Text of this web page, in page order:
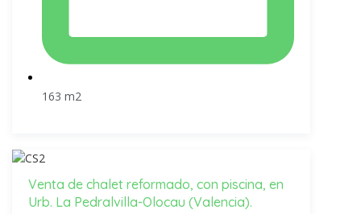
163 m2
Venta de chalet reformado, con piscina, en
Urb. La Pedralvilla-Olocau (Valencia).